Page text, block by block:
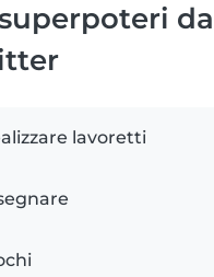
da
lavoretti